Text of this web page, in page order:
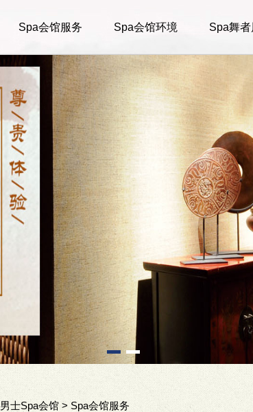
Spa会馆服务 Spa会馆环境 Spa舞
男士Spa会馆 > Spa会馆服务